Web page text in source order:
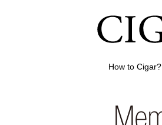
How to Cigar?